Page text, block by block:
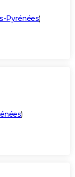
Pyrénées)
)